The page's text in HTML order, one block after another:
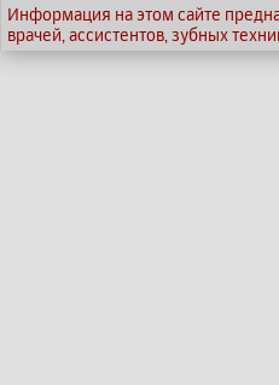
Информация на этом сайте
врачей, ассистентов, зубных